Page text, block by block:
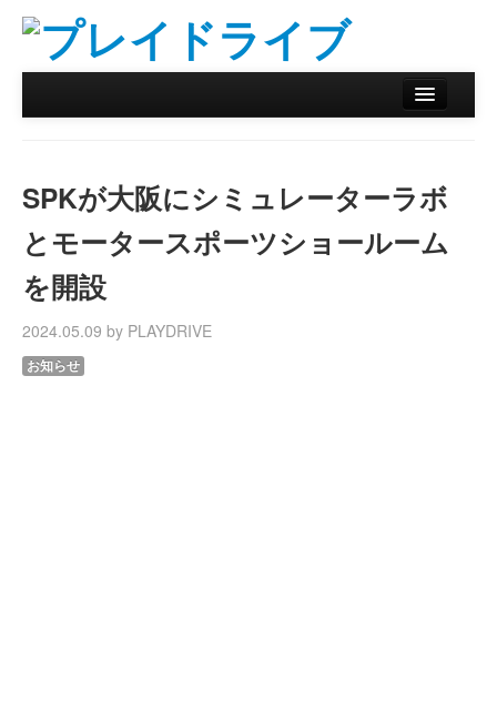
リザルトデータベース
バックナンバー
オンラインストア
SPKが大阪にシミュレーターラボ
とモータースポーツショールーム
を開設
2024.05.09 by PLAYDRIVE
お知らせ